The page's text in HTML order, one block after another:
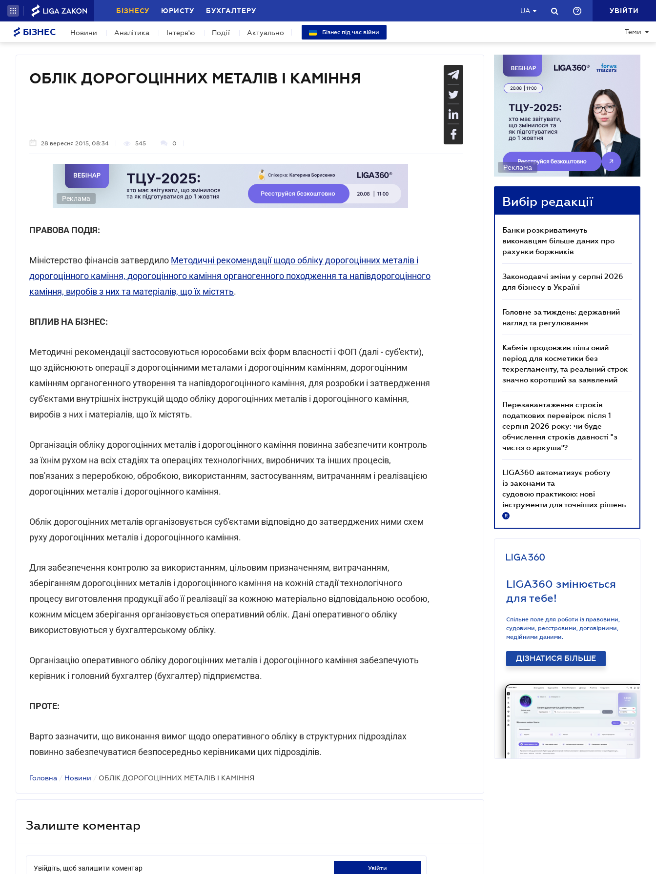
БІЗНЕСУ ЮРИСТУ БУХГАЛТЕРУ UA УВІЙТИ
БІЗНЕС Новини Аналітика Інтерв'ю Події Актуально Бізнес під час війни Теми
ОБЛІК ДОРОГОЦІННИХ МЕТАЛІВ І КАМІННЯ
28 вересня 2015, 08:34 545 0
Реклама
ПРАВОВА ПОДІЯ:
Міністерство фінансів затвердило Методичні рекомендації щодо обліку дорогоцінних металів і
дорогоцінного каміння, дорогоцінного каміння органогенного походження та напівдорогоцінного
каміння, виробів з них та матеріалів, що їх містять.
ВПЛИВ НА БІЗНЕС:
Методичні рекомендації застосовуються юрособами всіх форм власності і ФОП (далі - суб'єкти),
що здійснюють операції з дорогоцінними металами і дорогоцінним камінням, дорогоцінним
камінням органогенного утворення та напівдорогоцінного каміння, для розробки і затвердження
суб'єктами внутрішніх інструкцій щодо обліку дорогоцінних металів і дорогоцінного каміння,
виробів з них і матеріалів, що їх містять.
Організація обліку дорогоцінних металів і дорогоцінного каміння повинна забезпечити контроль
за їхнім рухом на всіх стадіях та операціях технологічних, виробничих та інших процесів,
пов'язаних з переробкою, обробкою, використанням, застосуванням, витрачанням і реалізацією
дорогоцінних металів і дорогоцінного каміння.
Облік дорогоцінних металів організовується суб'єктами відповідно до затверджених ними схем
руху дорогоцінних металів і дорогоцінного каміння.
Для забезпечення контролю за використанням, цільовим призначенням, витрачанням,
зберіганням дорогоцінних металів і дорогоцінного каміння на кожній стадії технологічного
процесу виготовлення продукції або її реалізації за кожною матеріально відповідальною особою,
кожним місцем зберігання організовується оперативний облік. Дані оперативного обліку
використовуються у бухгалтерському обліку.
Організацію оперативного обліку дорогоцінних металів і дорогоцінного каміння забезпечують
керівник і головний бухгалтер (бухгалтер) підприємства.
ПРОТЕ:
Варто зазначити, що виконання вимог щодо оперативного обліку в структурних підрозділах
повинно забезпечуватися безпосередньо керівниками цих підрозділів.
Головна / Новини / ОБЛІК ДОРОГОЦІННИХ МЕТАЛІВ І КАМІННЯ
Залиште коментар
Увійдіть, щоб залишити коментар увійти
Реклама
Вибір редакції
Банки розкриватимуть
виконавцям більше даних про
рахунки боржників
Законодавчі зміни у серпні 2026
для бізнесу в Україні
Головне за тиждень: державний
нагляд та регулювання
Кабмін продовжив пільговий
період для косметики без
техрегламенту, та реальний строк
значно коротший за заявлений
Перезавантаження строків
податкових перевірок після 1
серпня 2026 року: чи буде
обчислення строків давності "з
чистого аркуша"?
LIGA360 автоматизує роботу
із законами та
судовою практикою: нові
інструменти для точніших рішень
R
LIGA360 змінюється
для тебе!
Спільне поле для роботи із правовими,
судовими, реєстровими, договірними,
медійними даними.
ДІЗНАТИСЯ БІЛЬШЕ